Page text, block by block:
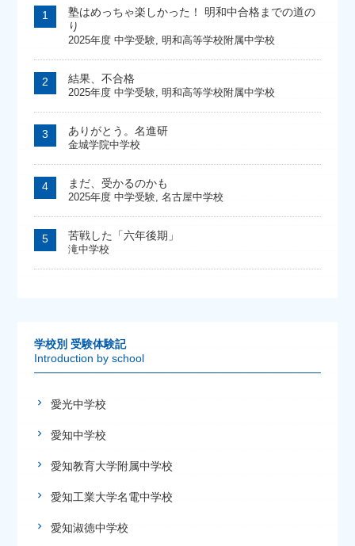
塾はめっちゃ楽しかった！ 明和中合格までの道の
り
2025年度 中学受験, 明和高等学校附属中学校
結果、不合格
2025年度 中学受験, 明和高等学校附属中学校
ありがとう。名進研
金城学院中学校
まだ、受かるのかも
2025年度 中学受験, 名古屋中学校
苦戦した「六年後期」
滝中学校
学校別 受験体験記
Introduction by school
愛光中学校
愛知中学校
愛知教育大学附属中学校
愛知工業大学名電中学校
愛知淑徳中学校